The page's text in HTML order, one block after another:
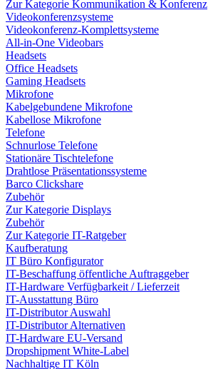
Zur Kategorie Kommunikation & Konferenz
Videokonferenzsysteme
Videokonferenz-Komplettsysteme
All-in-One Videobars
Headsets
Office Headsets
Gaming Headsets
Mikrofone
Kabelgebundene Mikrofone
Kabellose Mikrofone
Telefone
Schnurlose Telefone
Stationäre Tischtelefone
Drahtlose Präsentationssysteme
Barco Clickshare
Zubehör
Zur Kategorie Displays
Zubehör
Zur Kategorie IT-Ratgeber
Kaufberatung
IT Büro Konfigurator
IT-Beschaffung öffentliche Auftraggeber
IT-Hardware Verfügbarkeit / Lieferzeit
IT-Ausstattung Büro
IT-Distributor Auswahl
IT-Distributor Alternativen
IT-Hardware EU-Versand
Dropshipment White-Label
Nachhaltige IT Köln